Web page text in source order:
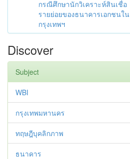
กรณีศึกษานักวิเคราะห์สินเชื่อ
รายย่อยของธนาคารเอกชนใน
กรุงเทพฯ
Discover
Subject
WBI
กรุงเทพมหานคร
ทฤษฎีบุคลิกภาพ
ธนาคาร